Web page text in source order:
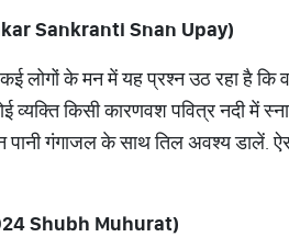
Sankranti Snan Upay)
लोगों के मन में यह प्रश्न उठ रहा है
व्यक्ति किसी कारणवश पवित्र नदी
पानी गंगाजल के साथ तिल अवश्य डालें.
Shubh Muhurat)